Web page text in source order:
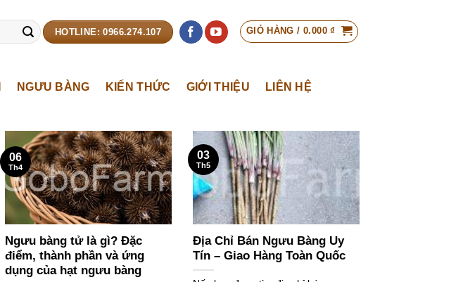
HOTLINE: 0966.274.107 GIỎ HÀNG / 0.000₫
NGƯU BÀNG KIẾN THỨC GIỚI THIỆU LIÊN HỆ
Ngưu bàng tử là gì? Đặc
điểm, thành phần và ứng
dụng của hạt ngưu bàng
06
Th4
Địa Chỉ Bán Ngưu Bàng Uy
Tín – Giao Hàng Toàn Quốc
03
Th5